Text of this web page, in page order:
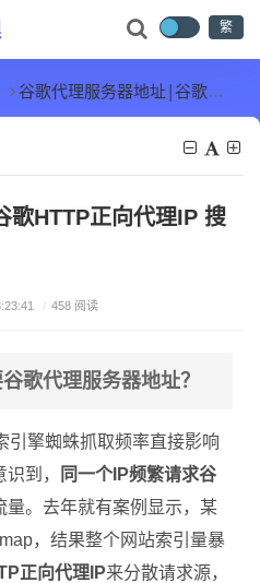
繁
谷歌代理服务器地址|谷歌HTTP正向代理IP 搜索引擎优化专用
歌HTTP正向代理IP 搜
/ 458 阅读
歌代理服务器地址？
引擎蜘蛛抓取频率直接影响
到，
同一个IP频繁请求谷
量。去年就有案例显示，某
，结果整个网站索引量暴
正向代理IP来分散请求源，